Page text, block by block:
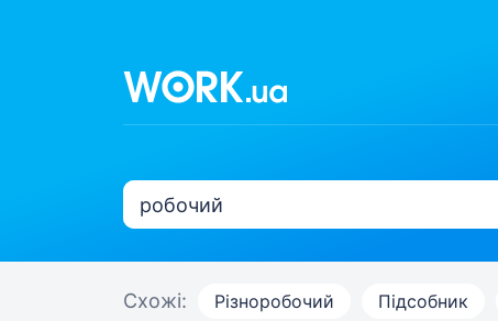
Схожі: Різноробочий Підсобник